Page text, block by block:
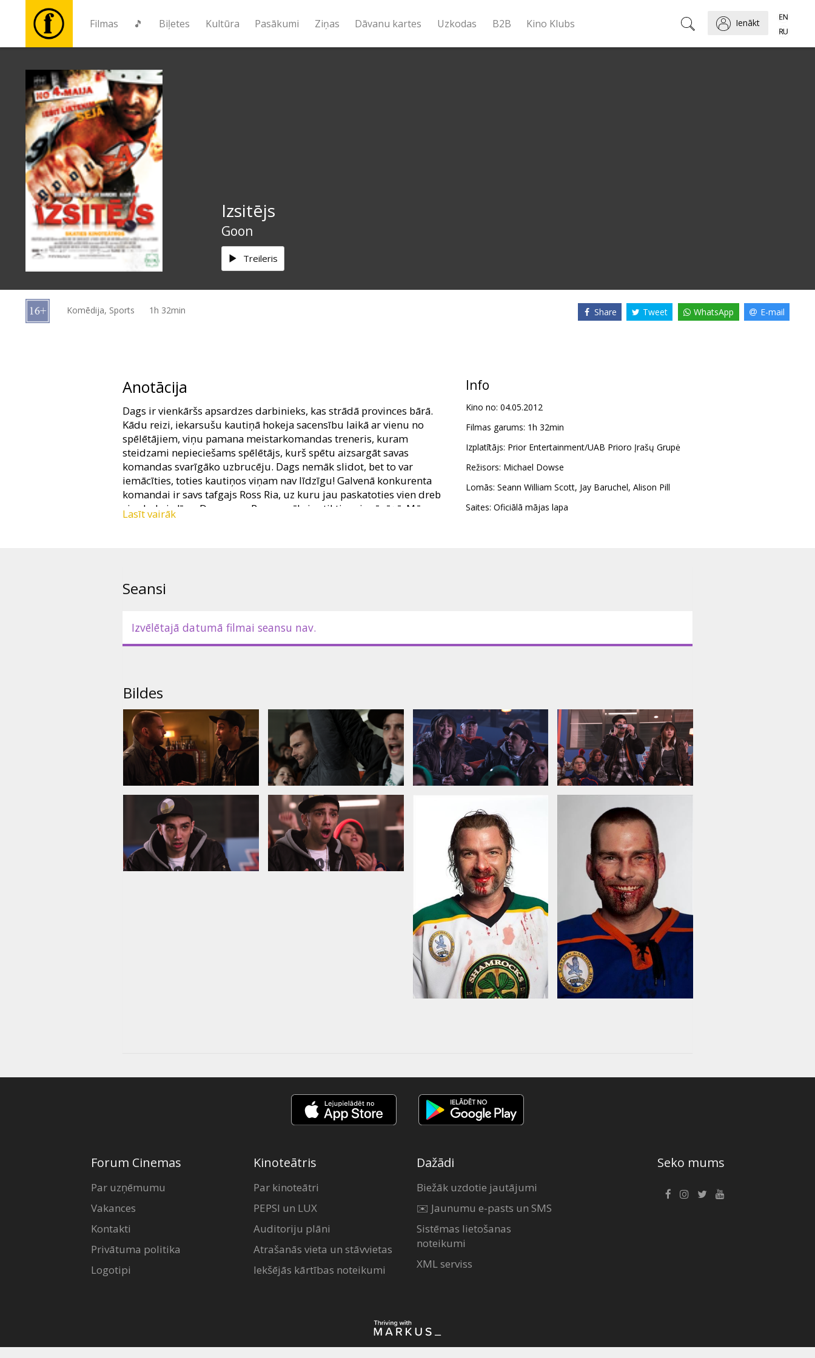
Filmas 🎵 Biļetes Kultūra Pasākumi Ziņas Dāvanu kartes Uzkodas B2B Kino Klubs Ienākt
🎵
Biļetes
Kultūra
Pasākumi
Ziņas
kartes
Izsitējs
Goon
Treileris
Komēdija, Sports 1h 32min Share Tweet WhatsApp E-mail
Anotācija
Dags ir vienkāršs apsardzes darbinieks, kas strādā provinces bārā.
Kādu reizi, iekarsušu kautiņā hokeja sacensību laikā ar vienu no
spēlētājiem, viņu pamana meistarkomandas treneris, kuram
steidzami nepieciešams spēlētājs, kurš spētu aizsargāt savas
komandas svarīgāko uzbrucēju. Dags nemāk slidot, bet to var
iemācīties, toties kautiņos viņam nav līdzīgu! Galvenā konkurenta
komandai ir savs tafgajs Ross Ria, uz kuru jau paskatoties vien dreb
visa hokeja līga. Dagam un Rosam nāksies tikties vienā cīņā. Mūsu
varonis ar sava drauga palīdzību taisa pārsteidzošu karjeru, sapulcē
Lasīt vairāk
Info
Kino no: 04.05.2012
Filmas garums: 1h 32min
Izplatītājs: Prior Entertainment/UAB Prioro Įrašų Grupė
Režisors: Michael Dowse
Lomās: Seann William Scott, Jay Baruchel, Alison Pill
Saites: Oficiālā mājas lapa
Seansi
Izvēlētajā datumā filmai seansu nav.
Bildes
Forum Cinemas
Par uzņēmumu
Vakances
Kontakti
Privātuma politika
Logotipi
Kinoteātris
Par kinoteātri
PEPSI un LUX
Auditoriju plāni
Atrašanās vieta un stāvvietas
Iekšējās kārtības noteikumi
Dažādi
Biežāk uzdotie jautājumi
✉️ Jaunumu e-pasts un SMS
Sistēmas lietošanas
noteikumi
XML serviss
Seko mums